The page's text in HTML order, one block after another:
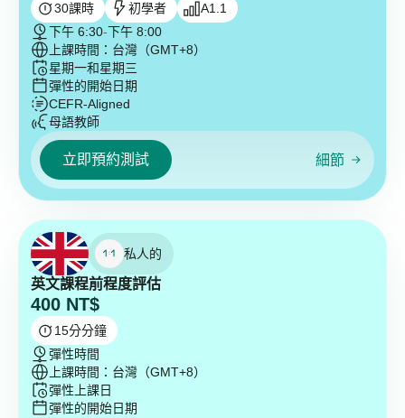
30課時 初學者
A1.1
下午 6:30-下午 8:00
上課時間：台灣（GMT+8）
星期一和星期三
彈性的開始日期
CEFR-Aligned
母語教師
立即預約測試 細節
私人的
英文課程前程度評估
400 NT$
15分分鐘
彈性時間
上課時間：台灣（GMT+8）
彈性上課日
彈性的開始日期